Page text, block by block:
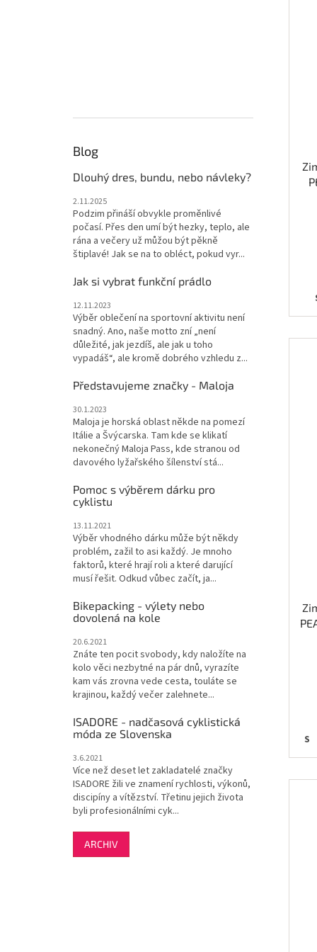
Blog
Dlouhý dres, bundu, nebo návleky?
2.11.2025
Podzim přináší obvykle proměnlivé
počasí. Přes den umí být hezky, teplo, ale
rána a večery už můžou být pěkně
štiplavé! Jak se na to obléct, pokud vyr...
Jak si vybrat funkční prádlo
12.11.2023
Výběr oblečení na sportovní aktivitu není
snadný. Ano, naše motto zní „není
důležité, jak jezdíš, ale jak u toho
vypadáš“, ale kromě dobrého vzhledu z...
Představujeme značky - Maloja
30.1.2023
Maloja je horská oblast někde na pomezí
Itálie a Švýcarska. Tam kde se klikatí
nekonečný Maloja Pass, kde stranou od
davového lyžařského šílenství stá...
Pomoc s výběrem dárku pro
cyklistu
13.11.2021
Výběr vhodného dárku může být někdy
problém, zažil to asi každý. Je mnoho
faktorů, které hrají roli a které darující
musí řešit. Odkud vůbec začít, ja...
Bikepacking - výlety nebo
dovolená na kole
20.6.2021
Znáte ten pocit svobody, kdy naložíte na
kolo věci nezbytné na pár dnů, vyrazíte
kam vás zrovna vede cesta, touláte se
krajinou, každý večer zalehnete...
ISADORE - nadčasová cyklistická
móda ze Slovenska
3.6.2021
Více než deset let zakladatelé značky
ISADORE žili ve znamení rychlosti, výkonů,
discipíny a vítězství. Třetinu jejich života
byli profesionálními cyk...
ARCHIV
S